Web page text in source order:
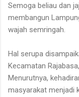
Semoga beliau dan
membangun
wajah semringah.
Hal serupa
Kecamatan
Menurutnya,
masyarakat menjadi